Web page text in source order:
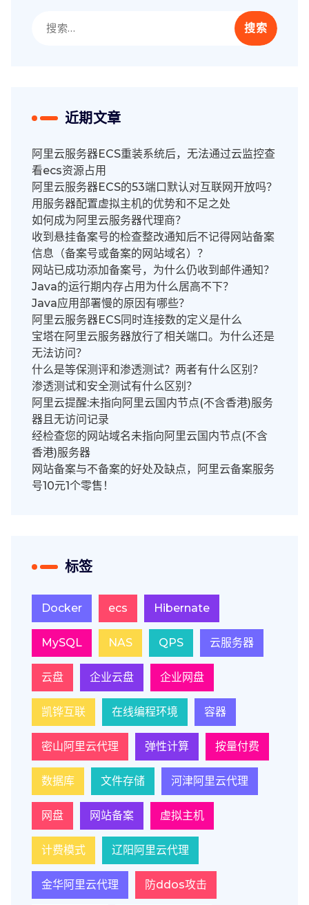
索：
近期文章
阿里云服务器ECS重装系统后，无法通过云监控查
看ecs资源占用
阿里云服务器ECS的53端口默认对互联网开放吗？
用服务器配置虚拟主机的优势和不足之处
如何成为阿里云服务器代理商？
收到悬挂备案号的检查整改通知后不记得网站备案
信息（备案号或备案的网站域名）？
网站已成功添加备案号，为什么仍收到邮件通知？
Java的运行期内存占用为什么居高不下？
Java应用部署慢的原因有哪些？
阿里云服务器ECS同时连接数的定义是什么
宝塔在阿里云服务器放行了相关端口。为什么还是
无法访问？
什么是等保测评和渗透测试？两者有什么区别？
渗透测试和安全测试有什么区别？
阿里云提醒:未指向阿里云国内节点(不含香港)服务
器且无访问记录
经检查您的网站域名未指向阿里云国内节点(不含
香港)服务器
网站备案与不备案的好处及缺点，阿里云备案服务
号10元1个零售！
标签
Docker ecs Hibernate
MySQL NAS QPS 云服务器
云盘 企业云盘 企业网盘
凯铧互联 在线编程环境 容器
密山阿里云代理 弹性计算 按量付费
数据库 文件存储 河津阿里云代理
网盘 网站备案 虚拟主机
计费模式 辽阳阿里云代理
金华阿里云代理 防ddos攻击